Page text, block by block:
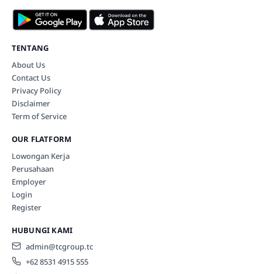
TENTANG
About Us
Contact Us
Privacy Policy
Disclaimer
Term of Service
OUR FLATFORM
Lowongan Kerja
Perusahaan
Employer
Login
Register
HUBUNGI KAMI
admin@tcgroup.tc
+62 8531 4915 555